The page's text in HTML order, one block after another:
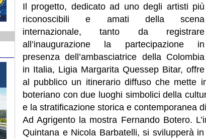
Il progetto, dedicato ad uno degli artisti più
riconoscibili e amati della scena
internazionale, tanto da registrare
all’inaugurazione la partecipazione in
presenza dell’ambasciatrice della Colombia
in Italia, Ligia Margarita Quessep Bitar, offre
al pubblico un itinerario diffuso che mette
boteriano con due luoghi simbolici della
e la stratificazione storica e contemporanea
Ad Agrigento la mostra Fernando Botero.
Quintana e Nicola Barbatelli, si svilupperà